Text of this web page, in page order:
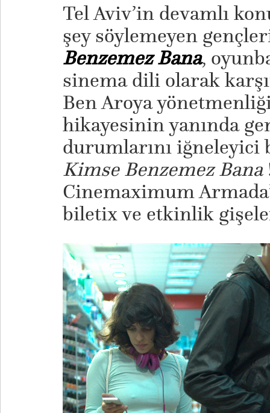
Tel Aviv’in devamlı
şey söylemeyen
Benzemez Bana,
sinema dili olarak
Ben Aroya
hikayesinin yanında
durumlarını
Kimse Benzemez Bana
Cinemaximum
biletix ve etkinlik